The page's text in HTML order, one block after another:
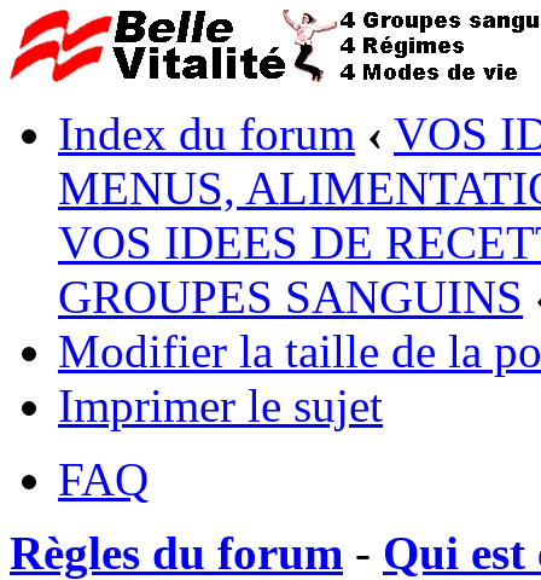
Index du forum ‹ VOS
MENUS,
VOS IDEES DE
GROUPES SANGUINS
Modifier la taille de la
Imprimer le sujet
FAQ
Règles du forum - Qui est